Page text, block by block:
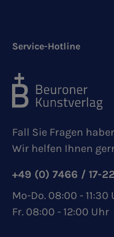
Service-Hotline
Fall Sie Fragen
Wir helfen Ihnen
+49 (0) 7466 / 17-
Mo-Do. 08:00 -
Fr. 08:00 - 12:00 Uhr